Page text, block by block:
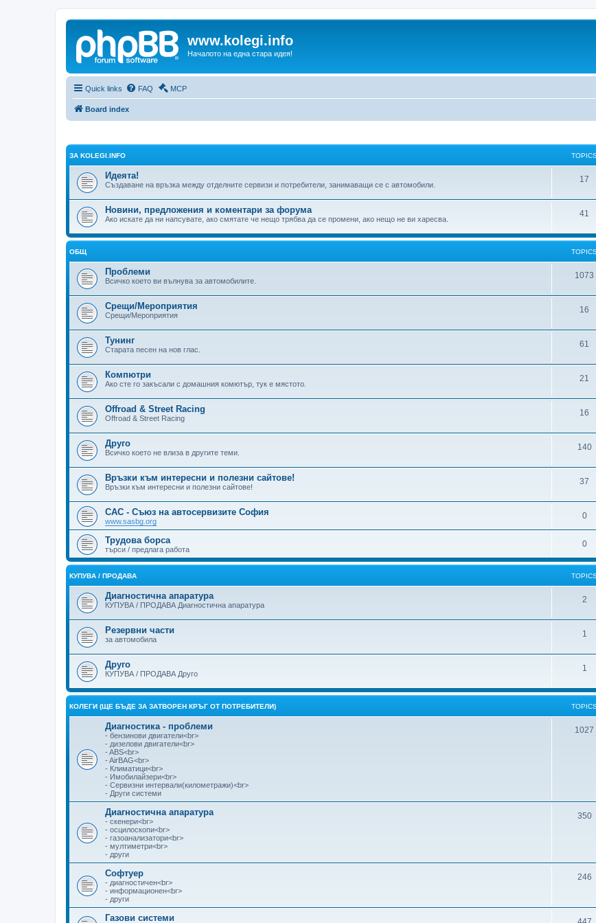
www.kolegi.info
Началото на една стара идея!
Quick links FAQ MCP
Board index
ЗА KOLEGI.INFO
Идеята!
Създаване на връзка между отделните сервизи и потребители, занимаващи се с автомобили.
17
Новини, предложения и коментари за форума
Ако искате да ни напсувате, ако смятате че нещо трябва да се промени, ако нещо не ви харесва.
41
ОБЩ
Проблеми
Всичко което ви вълнува за автомобилите.
1073
Срещи/Мероприятия
Срещи/Мероприятия
16
Тунинг
Старата песен на нов глас.
61
Компютри
Ако сте го закъсали с домашния комютър, тук е мястото.
21
Offroad & Street Racing
Offroad & Street Racing
16
Друго
Всичко което не влиза в другите теми.
140
Връзки към интересни и полезни сайтове!
Връзки към интересни и полезни сайтове!
37
САС - Съюз на автосервизите София
www.sasbg.org
0
Трудова борса
търси / предлага работа
0
КУПУВА / ПРОДАВА
Диагностична апаратура
КУПУВА / ПРОДАВА Диагностична апаратура
2
Резервни части
за автомобила
1
Друго
КУПУВА / ПРОДАВА Друго
1
КОЛЕГИ (ЩЕ БЪДЕ ЗА ЗАТВОРЕН КРЪГ ОТ ПОТРЕБИТЕЛИ)
Диагностика - проблеми
- бензинови двигатели<br>
- дизелови двигатели<br>
- ABS<br>
- AirBAG<br>
- Климатици<br>
- Имобилайзери<br>
- Сервизни интервали(километражи)<br>
- Други системи
1027
Диагностична апаратура
- скенери<br>
- осцилоскопи<br>
- газоанализатори<br>
- мултиметри<br>
- други
350
Софтуер
- диагностичен<br>
- информационен<br>
- други
246
Газови системи